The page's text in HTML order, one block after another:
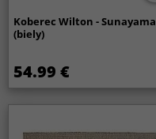
Koberec Wilton - Sunayama
(biely)
54.99 €